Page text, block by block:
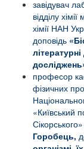
завідувач
відділу
хімії НАН
доповідь «
досліджень
професор
фізичних
«Київський
Горобець,